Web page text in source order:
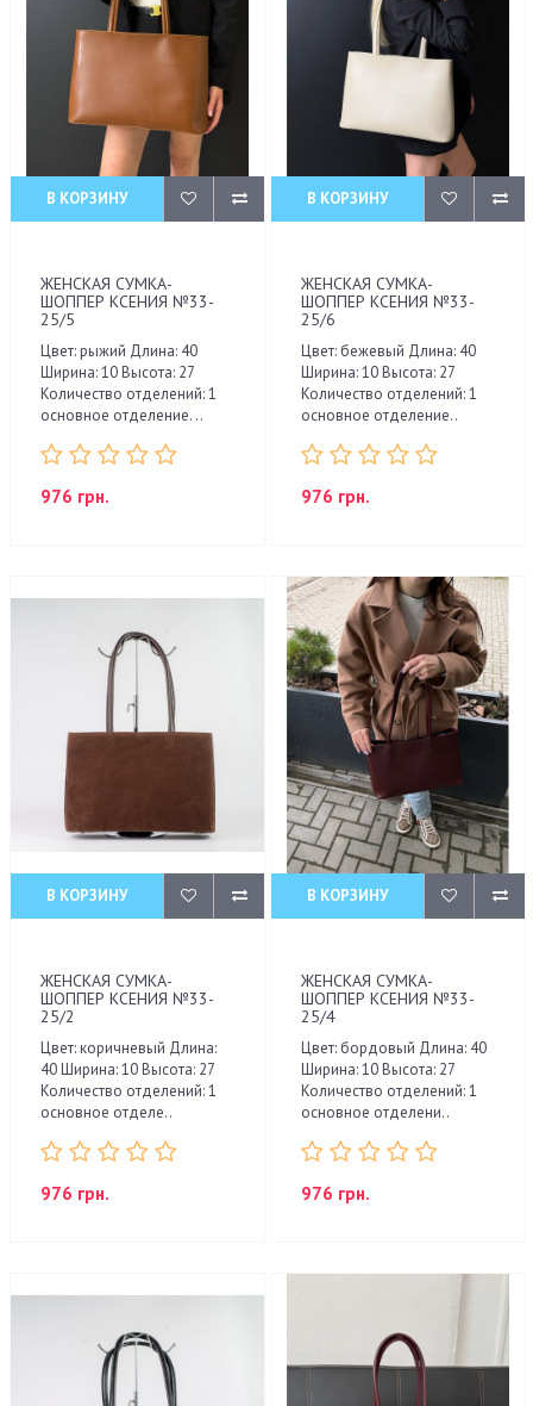
В КОРЗИНУ
ЖЕНСКАЯ СУМКА-
ШОППЕР КСЕНИЯ №33-
25/5
Цвет: рыжий Длина: 40
Ширина: 10 Высота: 27
Количество отделений: 1
основное отделение. ..
976 грн.
В КОРЗИНУ
ЖЕНСКАЯ СУМКА-
ШОППЕР КСЕНИЯ №33-
25/6
Цвет: бежевый Длина: 40
Ширина: 10 Высота: 27
Количество отделений: 1
основное отделение..
976 грн.
В КОРЗИНУ
ЖЕНСКАЯ СУМКА-
ШОППЕР КСЕНИЯ №33-
25/2
Цвет: коричневый Длина:
40 Ширина: 10 Высота: 27
Количество отделений: 1
основное отделе..
976 грн.
В КОРЗИНУ
ЖЕНСКАЯ СУМКА-
ШОППЕР КСЕНИЯ №33-
25/4
Цвет: бордовый Длина: 40
Ширина: 10 Высота: 27
Количество отделений: 1
основное отделени..
976 грн.